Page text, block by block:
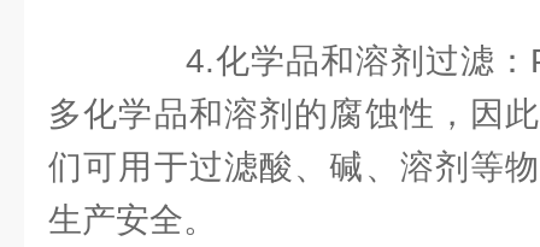
4.化学品和溶剂过滤：
多化学品和溶剂的腐蚀性，因
们可用于过滤酸、碱、溶剂等
生产安全。